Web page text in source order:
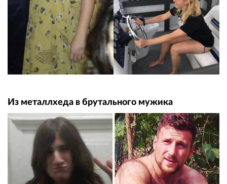
Из металлхеда в брутального мужика